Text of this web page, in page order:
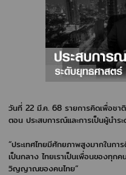
วันที่ 22 มี.ค. 68รายการคิดเพื่อชาติ
ตอน ประสบการณ์และการเป็นผู้นำร
“ประเทศไทยมีศักยภาพสูงมากใน
เป็นกลาง ไทยเราเป็นเพื่อนของทุก
วิญญาณของคนไทย“